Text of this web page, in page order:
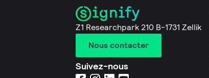
Z1 Researchpark 210 B-1731 Zellik
Nous contacter
Suivez-nous